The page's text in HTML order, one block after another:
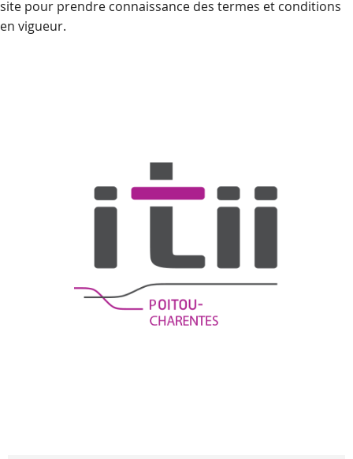
site pour prendre connaissance des termes et conditions
en vigueur.